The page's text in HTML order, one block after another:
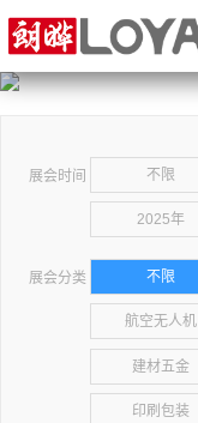
展会时间 不限
2025年
展会分类 不限
航空无人机
建材五金
印刷包装